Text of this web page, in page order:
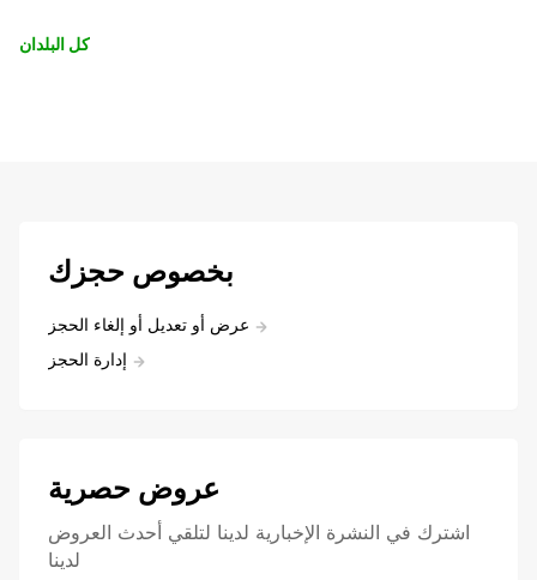
كل البلدان
بخصوص حجزك
عرض أو تعديل أو إلغاء الحجز
إدارة الحجز
عروض حصرية
اشترك في النشرة الإخبارية لدينا لتلقي أحدث العروض
لدينا